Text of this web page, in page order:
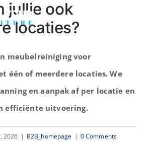
jullie ook
locaties?
meubelreiniging voor
één of meerdere locaties. We
en aanpak af per locatie en
efficiënte uitvoering.
2026 | B2B_homepage | 0 Comments